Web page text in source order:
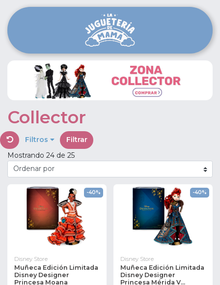
Collector
Filtros
Filtrar
Mostrando 24 de 25
-40%
Disney Store
Muñeca Edición Limitada
Disney Designer
Princesa Moana
-40%
Disney Store
Muñeca Edición Limitada
Disney Designer
Princesa Mérida V...